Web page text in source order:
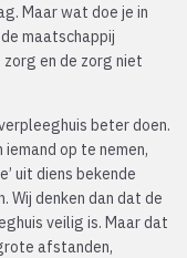
Maar wat doe je in
maatschappij
en de zorg niet
beter doen.
op te nemen,
uit diens bekende
Wij denken dan dat de
veilig is. Maar dat
afstanden,